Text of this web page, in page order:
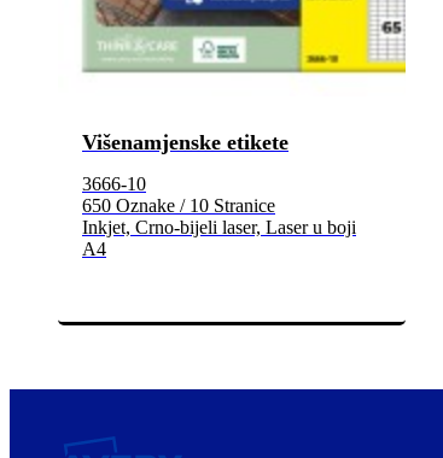
Višenamjenske etikete
3666-10
650 Oznake / 10 Stranice
Inkjet, Crno-bijeli laser, Laser u boji
A4